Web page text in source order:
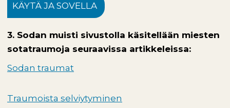
KÄYTÄ JA SOVELLA
3. Sodan muisti sivustolla käsitellään miesten
sotatraumoja seuraavissa artikkeleissa:
Sodan traumat
Traumoista selviytyminen